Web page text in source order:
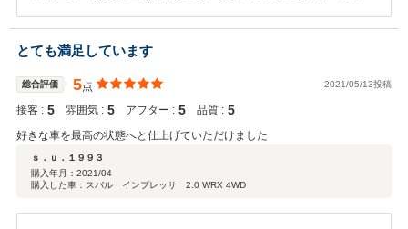
すよう真剣に取り組んで参ります。 世界に１台のお客様好みお車、見
付け、つくり、輝くお車おつくり致します。 今後ともご指導の程宜し
くお願い致します。 コロナ対策等大変な時節御身体ご自愛ください。
御暇な時御座いましたらご来店、心よりスタッフ一同心お待ち致して
おります。
とても満足しています
総合評価 5点 2021/05/13投稿
接客 : 5 雰囲気 : 5 アフター : 5 品質 : 5
好きな車を最高の状態へと仕上げていただけました
ｓ．ｕ．１９９３
購入年月： 2021/04
購入した車：スバル インプレッサ 2.0 WRX 4WD